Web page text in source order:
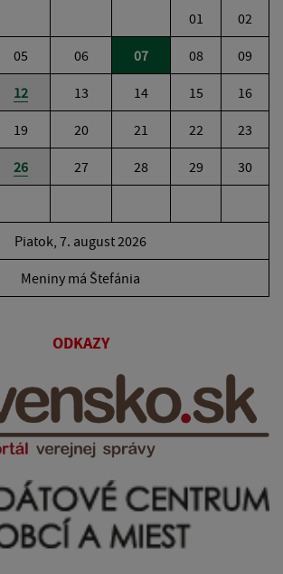
01 02
05 06 07 08 09
12 13 14 15 16
19 20 21 22 23
26 27 28 29 30
Piatok, 7. august 2026
Meniny má Štefánia
ODKAZY